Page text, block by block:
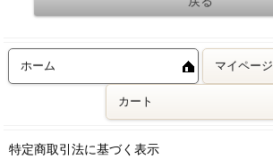
ホーム マイページ
カート
特定商取引法に基づく表示